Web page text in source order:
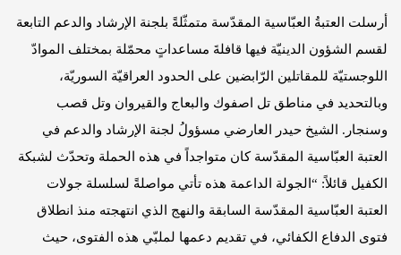
أرسلت العتبةُ العبّاسية المقدّسة متمثّلةً بلجنة الإرشاد والدعم التابعة
لقسم الشؤون الدينيّة فيها قافلةَ مساعداتٍ محمّلة بمختلف الموادّ
اللوجستيّة للمقاتلين الرّابضين على الحدود العراقيّة السوريّة،
وبالتحديد في مناطق تل اصفوك والبعاج والقيروان وتل قصب
وسنجار. الشيخ حيدر العارضي مسؤولُ لجنة الإرشاد والدعم في
العتبة العبّاسية المقدّسة كان متواجداً في هذه الحملة وتحدّث لشبكة
الكفيل قائلاً: “الجولة الداعمة هذه تأتي مواصلةً لسلسلة جولات
العتبة العبّاسية المقدّسة السابقة والنهج الذي انتهجته منذ انطلاق
فتوى الدفاع الكفائي، في تقديم دعمها لملبّي هذه الفتوى، حيث